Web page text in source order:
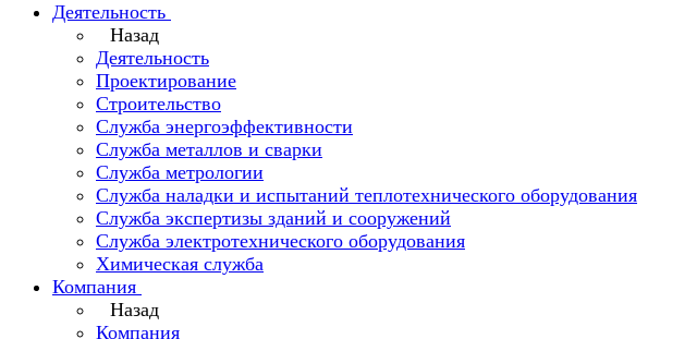
Деятельность
Назад
Деятельность
Проектирование
Строительство
Служба энергоэффективности
Служба металлов и сварки
Служба метрологии
Служба наладки и испытаний теплотехнического оборудования
Служба экспертизы зданий и сооружений
Служба электротехнического оборудования
Химическая служба
Компания
Назад
Компания